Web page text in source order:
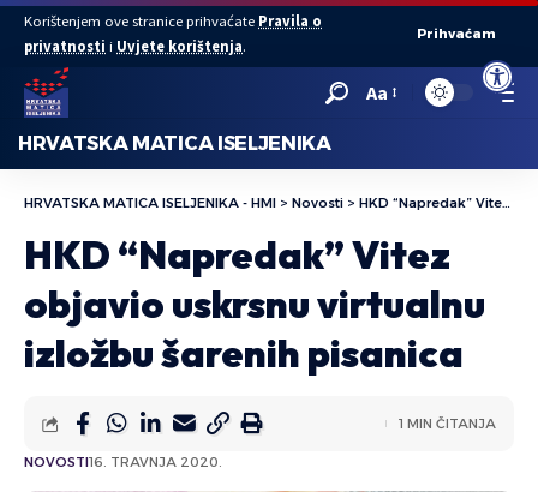
Open
Korištenjem ove stranice prihvaćate Pravila o
privatnosti i Uvjete korištenja.
Prihvaćam
Aa
HRVATSKA MATICA ISELJENIKA
HRVATSKA MATICA ISELJENIKA - HMI > Novosti > HKD “Napredak” Vitez objavio uskrsnu virtualnu izložbu šarenih pisanica
HKD “Napredak” Vitez
objavio uskrsnu virtualnu
izložbu šarenih pisanica
NOVOSTI16. TRAVNJA 2020.
1 MIN ČITANJA